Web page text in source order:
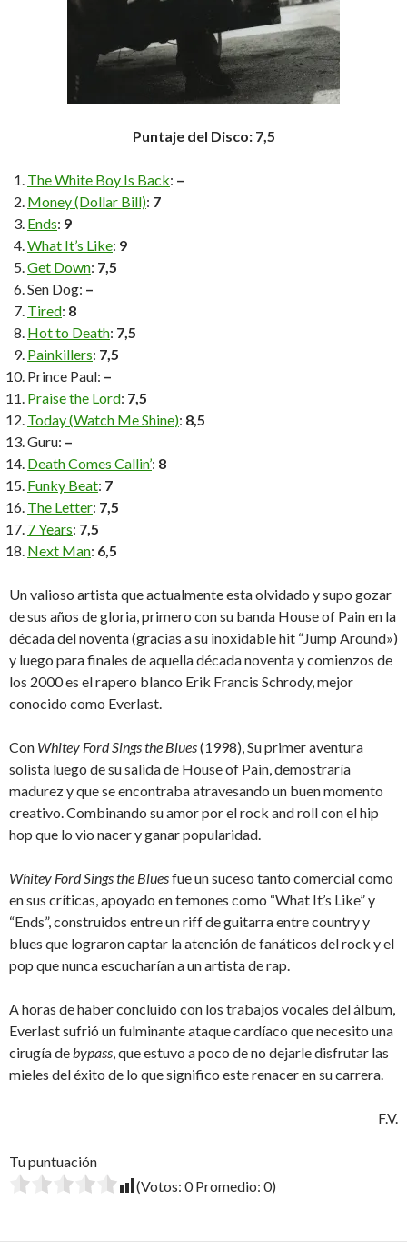
Puntaje del Disco: 7,5
The White Boy Is Back: –
Money (Dollar Bill): 7
Ends: 9
What It’s Like: 9
Get Down: 7,5
Sen Dog: –
Tired: 8
Hot to Death: 7,5
Painkillers: 7,5
Prince Paul: –
Praise the Lord: 7,5
Today (Watch Me Shine): 8,5
Guru: –
Death Comes Callin’: 8
Funky Beat: 7
The Letter: 7,5
7 Years: 7,5
Next Man: 6,5
Un valioso artista que actualmente esta olvidado y supo gozar
de sus años de gloria, primero con su banda House of Pain en la
década del noventa (gracias a su inoxidable hit “Jump Around»)
y luego para finales de aquella década noventa y comienzos de
los 2000 es el rapero blanco Erik Francis Schrody, mejor
conocido como Everlast.
Con Whitey Ford Sings the Blues(1998), Su primer aventura
solista luego de su salida de House of Pain, demostraría
madurez y que se encontraba atravesando un buen momento
creativo. Combinando su amor por el rock and roll con el hip
hop que lo vio nacer y ganar popularidad.
Whitey Ford Sings the Bluesfue un suceso tanto comercial como
en sus críticas, apoyado en temones como “What It’s Like” y
“Ends”, construidos entre un riff de guitarra entre country y
blues que lograron captar la atención de fanáticos del rock y el
pop que nunca escucharían a un artista de rap.
A horas de haber concluido con los trabajos vocales del álbum,
Everlast sufrió un fulminante ataque cardíaco que necesito una
cirugía debypass, que estuvo a poco de no dejarle disfrutar las
mieles del éxito de lo que significo este renacer en su carrera.
F.V.
Tu puntuación
(Votos: 0Promedio: 0)